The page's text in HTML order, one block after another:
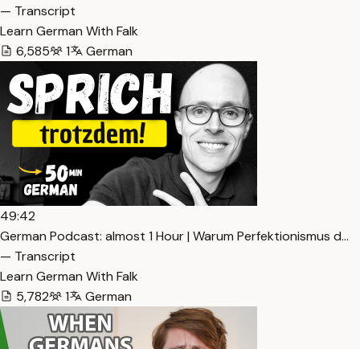
— Transcript
Learn German With Falk
6,585
1 German
49:42
German Podcast: almost 1 Hour | Warum Perfektionismus d…
— Transcript
Learn German With Falk
5,782
1 German